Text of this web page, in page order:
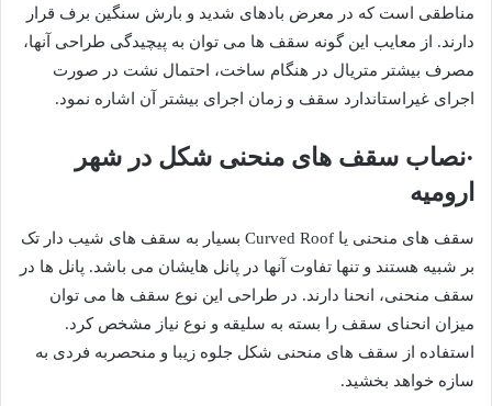
مناطقی است که در معرض بادهای شدید و بارش سنگین برف قرار
دارند. از معایب این گونه سقف ها می توان به پیچیدگی طراحی آنها،
مصرف بیشتر متریال در هنگام ساخت، احتمال نشت در صورت
اجرای غیراستاندارد سقف و زمان اجرای بیشتر آن اشاره نمود.
·نصاب سقف های منحنی شکل در شهر
ارومیه
سقف های منحنی یا Curved Roof بسیار به سقف های شیب دار تک
بر شبیه هستند و تنها تفاوت آنها در پانل هایشان می باشد. پانل ها در
سقف منحنی، انحنا دارند. در طراحی این نوع سقف ها می توان
میزان انحنای سقف را بسته به سلیقه و نوع نیاز مشخص کرد.
استفاده از سقف های منحنی شکل جلوه زیبا و منحصربه فردی به
سازه خواهد بخشید.